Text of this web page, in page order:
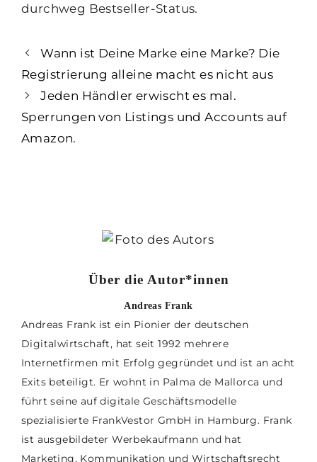
durchweg Bestseller-Status.
Wann ist Deine Marke eine Marke? Die
Registrierung alleine macht es nicht aus
Jeden Händler erwischt es mal.
Sperrungen von Listings und Accounts auf
Amazon.
Über die Autor*innen
Andreas Frank
Andreas Frank ist ein Pionier der deutschen
Digitalwirtschaft, hat seit 1992 mehrere
Internetfirmen mit Erfolg gegründet und ist an acht
Exits beteiligt. Er wohnt in Palma de Mallorca und
führt seine auf digitale Geschäftsmodelle
spezialisierte FrankVestor GmbH in Hamburg. Frank
ist ausgebildeter Werbekaufmann und hat
Marketing, Kommunikation und Wirtschaftsrecht